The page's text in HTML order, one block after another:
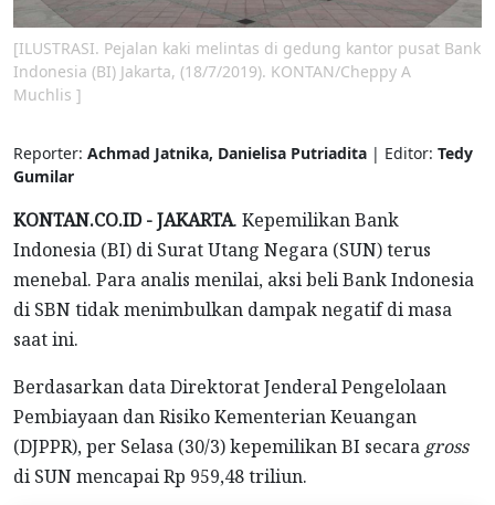
[ILUSTRASI. Pejalan kaki melintas di gedung kantor pusat Bank
Indonesia (BI) Jakarta, (18/7/2019). KONTAN/Cheppy A
Muchlis ]
Reporter: Achmad Jatnika, Danielisa Putriadita | Editor: Tedy
Gumilar
KONTAN.CO.ID - JAKARTA. Kepemilikan Bank
Indonesia (BI) di Surat Utang Negara (SUN) terus
menebal. Para analis menilai, aksi beli Bank Indonesia
di SBN tidak menimbulkan dampak negatif di masa
saat ini.
Berdasarkan data Direktorat Jenderal Pengelolaan
Pembiayaan dan Risiko Kementerian Keuangan
(DJPPR), per Selasa (30/3) kepemilikan BI secara gross
di SUN mencapai Rp 959,48 triliun.